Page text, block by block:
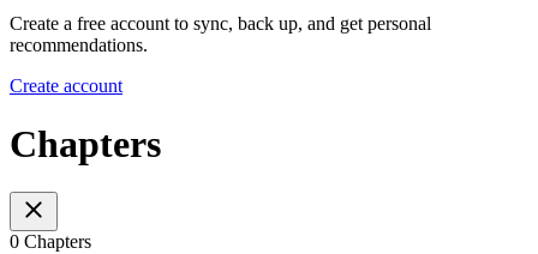
Create a free account to sync, back up, and get personal
recommendations.
Create account
Chapters
0 Chapters